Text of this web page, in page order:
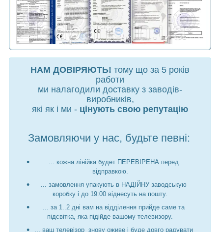
НАМ ДОВІРЯЮТЬ! тому що за 5 років
работи
ми налагодили доставку з заводів-
виробників,
які як і ми - цінують свою репутацію
Замовляючи у нас, будьте певні:
... кожна лінійка будет ПЕРЕВІРЕНА перед
відправкою.
... замовлення упакують в НАДІЙНУ заводськую
коробку і до 19:00 віднесуть на пошту.
... за 1..2 дні вам на відділення прийде саме та
підсвітка, яка підійде вашому телевизору.
... ваш телевізор знову оживе і буде довго радувати